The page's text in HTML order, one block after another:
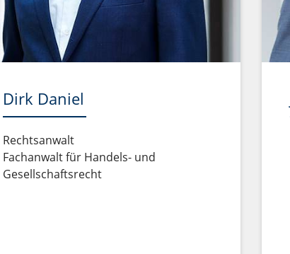
Dirk Daniel
Rechtsanwalt
Fachanwalt für Handels- und
Gesellschaftsrecht